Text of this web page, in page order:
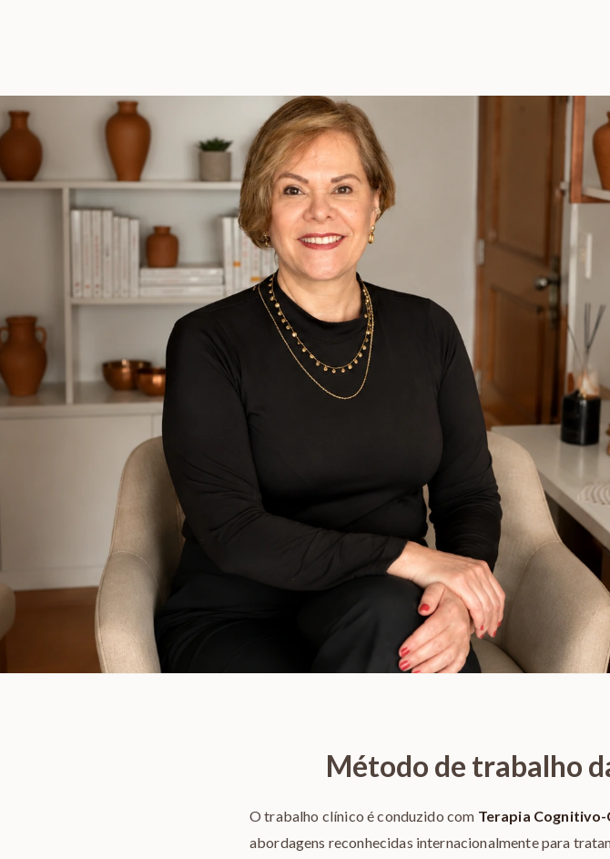
Método de trabalho
O trabalho clínico é conduzido com Terapia
abordagens reconhecidas internacionalmente para